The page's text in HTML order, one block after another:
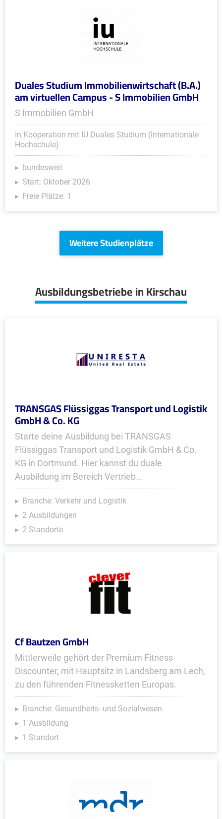
Duales Studium Immobilienwirtschaft (B.A.)
am virtuellen Campus - S Immobilien GmbH
S Immobilien GmbH
In Kooperation mit IU Duales Studium (Internationale
Hochschule)
bundesweit
Start: Oktober 2026
Freie Plätze: 1
Weitere Studienplätze
Ausbildungsbetriebe in Kirschau
TRANSGAS Flüssiggas Transport und Logistik
GmbH & Co. KG
Starte deine Ausbildung bei TRANSGAS
Flüssiggas Transport und Logistik GmbH & Co.
KG in Dortmund. Hier kannst du duale
Ausbildung im Bereich Vertrieb...
Branche: Verkehr und Logistik
2 Ausbildungen
2 Standorte
Cf Bautzen GmbH
Mittlerweile gehört der Premium Fitness-
Discounter, mit Hauptsitz in Landsberg am Lech,
zu den führenden Fitnessketten Europas.
Branche: Gesundheits- und Sozialwesen
1 Ausbildung
1 Standort